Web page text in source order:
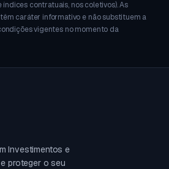
contratuais, nos coletivos). As
caráter informativo e não substituem a
vigentes no momento da
Investimentos e
proteger o seu